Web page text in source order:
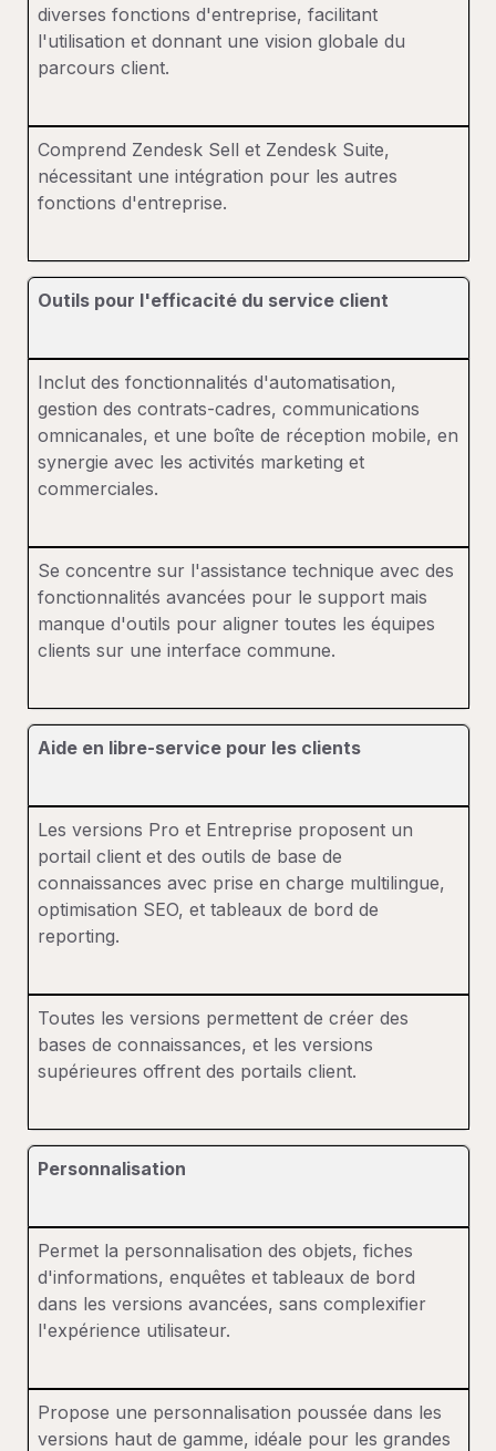
diverses fonctions d'entreprise, facilitant
l'utilisation et donnant une vision globale du
parcours client.
Comprend Zendesk Sell et Zendesk Suite,
nécessitant une intégration pour les autres
fonctions d'entreprise.
Outils pour l'efficacité du service client
Inclut des fonctionnalités d'automatisation,
gestion des contrats-cadres, communications
omnicanales, et une boîte de réception mobile, en
synergie avec les activités marketing et
commerciales.
Se concentre sur l'assistance technique avec des
fonctionnalités avancées pour le support mais
manque d'outils pour aligner toutes les équipes
clients sur une interface commune.
Aide en libre-service pour les clients
Les versions Pro et Entreprise proposent un
portail client et des outils de base de
connaissances avec prise en charge multilingue,
optimisation SEO, et tableaux de bord de
reporting.
Toutes les versions permettent de créer des
bases de connaissances, et les versions
supérieures offrent des portails client.
Personnalisation
Permet la personnalisation des objets, fiches
d'informations, enquêtes et tableaux de bord
dans les versions avancées, sans complexifier
l'expérience utilisateur.
Propose une personnalisation poussée dans les
versions haut de gamme, idéale pour les grandes